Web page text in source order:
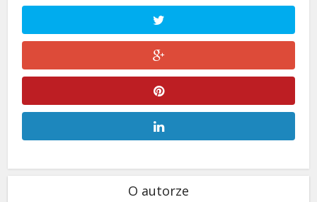
O autorze